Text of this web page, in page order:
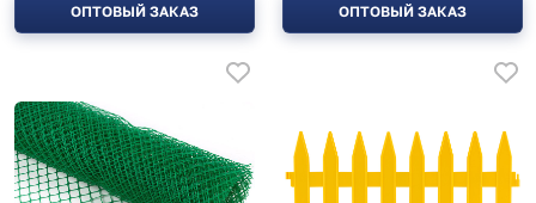
ОПТОВЫЙ ЗАКАЗ ОПТОВЫЙ ЗАКАЗ